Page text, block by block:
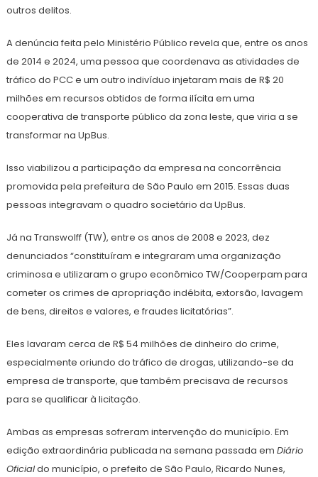
outros delitos.
A denúncia feita pelo Ministério Público revela que, entre os anos
de 2014 e 2024, uma pessoa que coordenava as atividades de
tráfico do PCC e um outro indivíduo injetaram mais de R$ 20
milhões em recursos obtidos de forma ilícita em uma
cooperativa de transporte público da zona leste, que viria a se
transformar na UpBus.
Isso viabilizou a participação da empresa na concorrência
promovida pela prefeitura de São Paulo em 2015. Essas duas
pessoas integravam o quadro societário da UpBus.
Já na Transwolff (TW), entre os anos de 2008 e 2023, dez
denunciados “constituíram e integraram uma organização
criminosa e utilizaram o grupo econômico TW/Cooperpam para
cometer os crimes de apropriação indébita, extorsão, lavagem
de bens, direitos e valores, e fraudes licitatórias”.
Eles lavaram cerca de R$ 54 milhões de dinheiro do crime,
especialmente oriundo do tráfico de drogas, utilizando-se da
empresa de transporte, que também precisava de recursos
para se qualificar à licitação.
Ambas as empresas sofreram intervenção do município. Em
edição extraordinária publicada na semana passada em Diário
Oficialdo município, o prefeito de São Paulo, Ricardo Nunes,